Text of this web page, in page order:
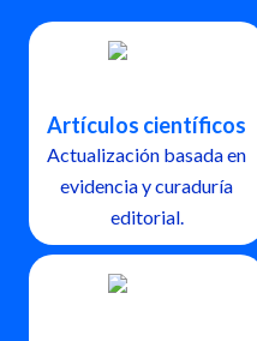
Artículos científicos
Actualización basada en
evidencia y curaduría
editorial.